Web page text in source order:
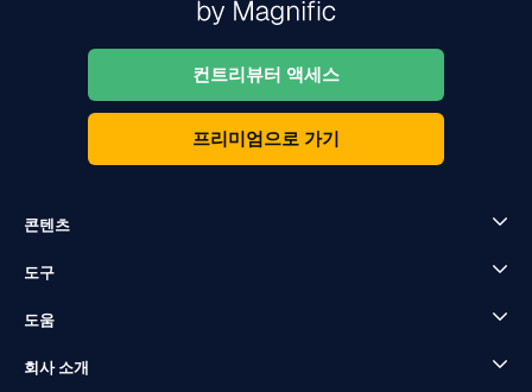
컨트리뷰터 액세스
프리미엄으로 가기
콘텐츠
도구
도움
회사 소개